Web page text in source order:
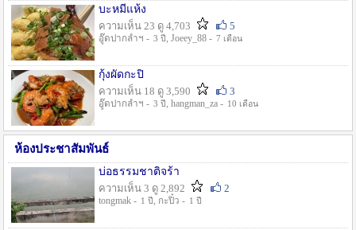
บะหมี่แห้ง
ความเห็น 23 ดู 4,703
5
อู๊ดปากลำฯ - 3 ปี , Joeey_88 - 7 เดือน
กุ้งผัดกะปิ
ความเห็น 18 ดู 3,590
3
อู๊ดปากลำฯ - 3 ปี , hangman_za - 10 เดือน
ห้องประชาสัมพันธ์
บ่อธรรมชาติจร้า
ความเห็น 3 ดู 2,892
2
tongmak - 1 ปี , กะปิ๋ว - 1 ปี